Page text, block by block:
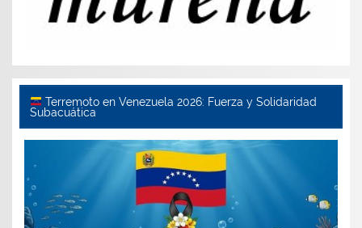
Terremoto en Venezuela 2026: Fuerza y Solidaridad
Subacuática